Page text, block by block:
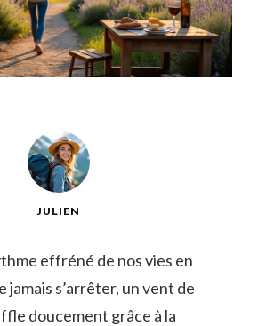
JULIEN
effréné de nos vies en
jamais s’arrêter, un vent de
doucement grâce à la